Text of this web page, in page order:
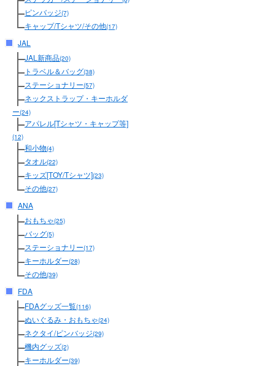
ピンバッジ(7)
キャップ/Tシャツ/その他(17)
JAL
JAL新商品(20)
トラベル＆バッグ(38)
ステーショナリー(57)
ネックストラップ・キーホルダ
ー(24)
アパレル[Tシャツ・キャップ等]
(12)
和小物(4)
タオル(22)
キッズ[TOY/Tシャツ](23)
その他(27)
ANA
おもちゃ(25)
バッグ(5)
ステーショナリー(17)
キーホルダー(28)
その他(39)
FDA
FDAグッズ一覧(116)
ぬいぐるみ・おもちゃ(24)
ネクタイ/ピンバッジ(29)
機内グッズ(2)
キーホルダー(39)